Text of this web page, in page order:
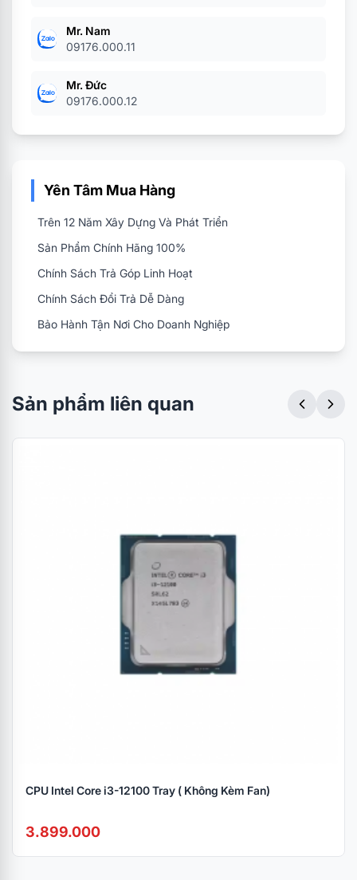
Mr. Nam
09176.000.11
Mr. Đức
09176.000.12
Yên Tâm Mua Hàng
Trên 12 Năm Xây Dựng Và Phát Triển
Sản Phẩm Chính Hãng 100%
Chính Sách Trả Góp Linh Hoạt
Chính Sách Đổi Trả Dễ Dàng
Bảo Hành Tận Nơi Cho Doanh Nghiệp
Sản phẩm liên quan
CPU Intel Core i3-12100 Tray ( Không Kèm Fan)
3.899.000